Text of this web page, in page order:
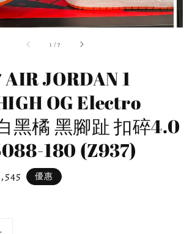
1 /7
JORDAN 1
OG Electro
黑橘 黑腳趾 扣碎4.0
180 (Z937)
優惠